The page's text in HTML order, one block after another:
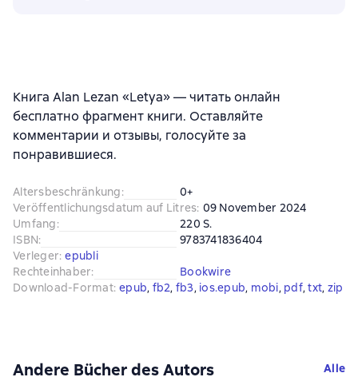
Книга Alan Lezan «Letya» — читать онлайн
бесплатно фрагмент книги. Оставляйте
комментарии и отзывы, голосуйте за
понравившиеся.
Altersbeschränkung:
0+
Veröffentlichungsdatum auf Litres: 09 November 2024
Umfang:
220 S.
ISBN:
9783741836404
Verleger: epubli
Rechteinhaber:
Bookwire
Download-Format: epub, fb2, fb3, ios.epub, mobi, pdf, txt, zip
Andere Bücher des Autors Alle